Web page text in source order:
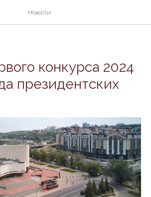
Новости
конкурса 2024
президентских